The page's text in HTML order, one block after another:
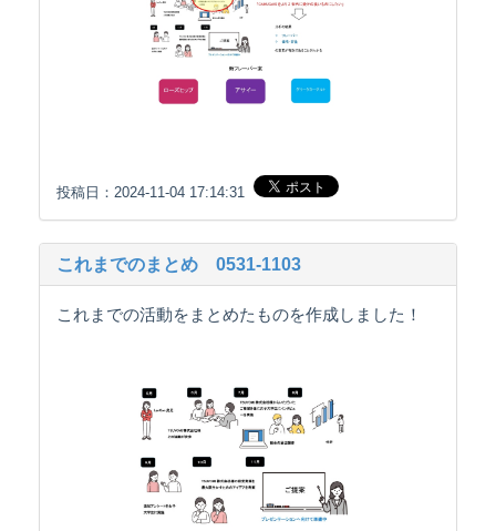
投稿日：2024-11-04 17:14:31
これまでのまとめ 0531‐1103
これまでの活動をまとめたものを作成しました！